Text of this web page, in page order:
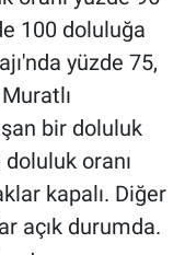
100 doluluğa
yüzde 75,
bir doluluk
oranı
kapalı. Diğer
açık durumda.